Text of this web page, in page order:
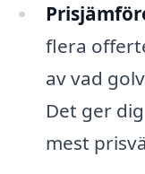
flera
av vad
Det ger
mest